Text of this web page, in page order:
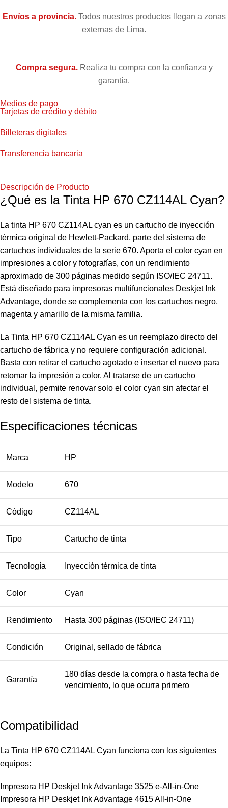
Envíos a provincia.Todos nuestros productos llegan a zonas
externas de Lima.
Compra segura.Realiza tu compra con la confianza y
garantía.
Medios de pago
Tarjetas de crédito y débito
Billeteras digitales
Transferencia bancaria
Descripción de Producto
¿Qué es la Tinta HP 670 CZ114AL Cyan?
La tinta HP 670 CZ114AL cyan es un cartucho de inyección
térmica original de Hewlett-Packard, parte del sistema de
cartuchos individuales de la serie 670. Aporta el color cyan en
impresiones a color y fotografías, con un rendimiento
aproximado de 300 páginas medido según ISO/IEC 24711.
Está diseñado para impresoras multifuncionales Deskjet Ink
Advantage, donde se complementa con los cartuchos negro,
magenta y amarillo de la misma familia.
La Tinta HP 670 CZ114AL Cyan es un reemplazo directo del
cartucho de fábrica y no requiere configuración adicional.
Basta con retirar el cartucho agotado e insertar el nuevo para
retomar la impresión a color. Al tratarse de un cartucho
individual, permite renovar solo el color cyan sin afectar el
resto del sistema de tinta.
Especificaciones técnicas
Marca HP
Modelo 670
Código CZ114AL
Tipo Cartucho de tinta
Tecnología Inyección térmica de tinta
Color Cyan
Rendimiento Hasta 300 páginas (ISO/IEC 24711)
Condición Original, sellado de fábrica
Garantía
180 días desde la compra o hasta fecha de
vencimiento, lo que ocurra primero
Compatibilidad
La Tinta HP 670 CZ114AL Cyan funciona con los siguientes
equipos:
Impresora HP Deskjet Ink Advantage 3525 e-All-in-One
Impresora HP Deskjet Ink Advantage 4615 All-in-One